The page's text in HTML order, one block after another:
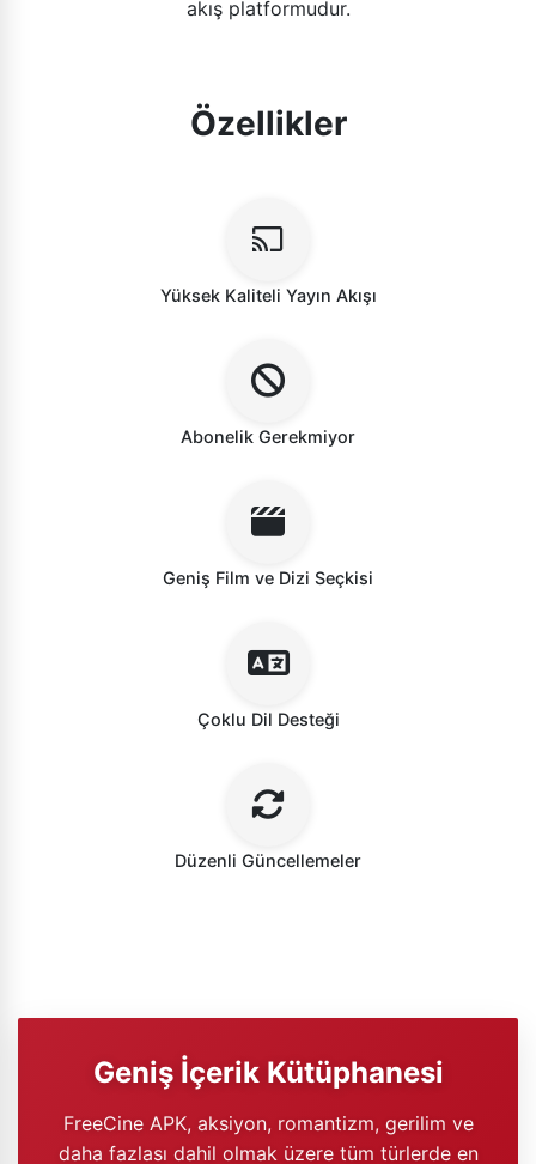
akış platformudur.
Özellikler
Yüksek Kaliteli Yayın Akışı
Abonelik Gerekmiyor
Geniş Film ve Dizi Seçkisi
Çoklu Dil Desteği
Düzenli Güncellemeler
Geniş İçerik Kütüphanesi
FreeCine APK, aksiyon, romantizm, gerilim ve
daha fazlası dahil olmak üzere tüm türlerde en